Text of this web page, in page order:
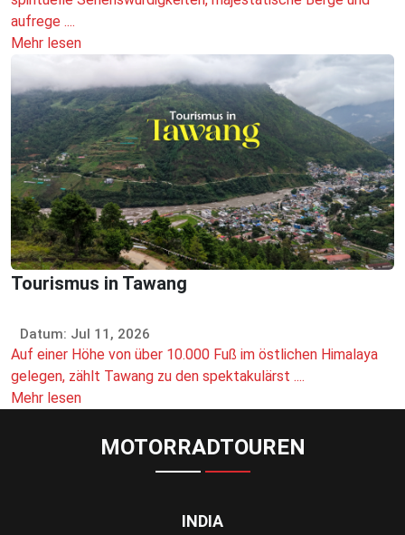
aufrege ....
Mehr lesen
Tourismus in Tawang
Datum: Jul 11, 2026
Auf einer Höhe von über 10.000 Fuß im östlichen Himalaya
gelegen, zählt Tawang zu den spektakulärst ....
Mehr lesen
MOTORRADTOUREN
INDIA